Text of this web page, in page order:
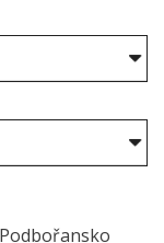
Podbořansko